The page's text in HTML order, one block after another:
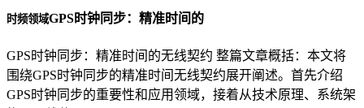
时频领域GPS时钟同步：精准时间的
GPS时钟同步：精准时间的无线契约 整篇文章概括：本文将
围绕GPS时钟同步的精准时间无线契约展开阐述。首先介绍
GPS时钟同步的重要性和应用领域，接着从技术原理、系统架